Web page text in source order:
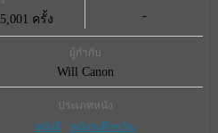
5,001 ครั้ง -
ผู้กำกับ
Will Canon
ประเภทหนัง
หนังผี
หนังระทึกขวัญ